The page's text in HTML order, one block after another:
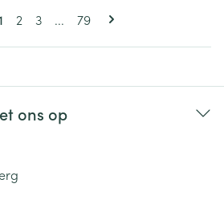
Pagina's
lees momenteel pagina
Pagina
2 Pagina
3 ... Pagina
79
ons op